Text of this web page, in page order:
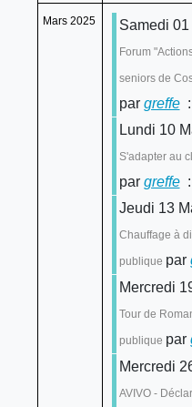
Mars 2025 Samedi
Forum
seniors de
par greffe::
Lundi 10
S'adapter au
par greffe::
Jeudi 13
Chauffage à
publique par
Mercredi
Tour de
publique par
Mercredi
AVIVO -